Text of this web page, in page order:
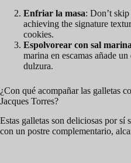
Enfriar la masa: Don’t
achieving the signature
cookies.
Espolvorear con sal marina
marina en escamas añade
dulzura.
¿Con qué acompañar las galletas
Jacques Torres?
Estas galletas son deliciosas por sí
con un postre complementario,